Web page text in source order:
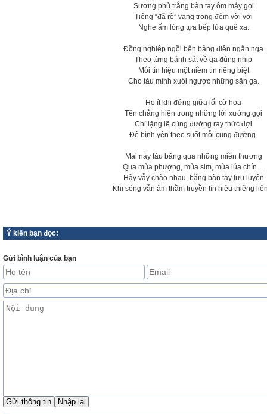
Sương phủ trắng bàn tay ôm máy gọi
Tiếng “đã rõ” vang trong đêm vời vợi
Nghe ấm lòng tựa bếp lửa quê xa.
Đồng nghiệp ngồi bên bảng điện ngân nga
Theo từng bánh sắt về ga đúng nhịp
Mỗi tín hiệu một niềm tin riêng biệt
Cho tàu mình xuôi ngược những sân ga.
Họ ít khi đứng giữa lối cờ hoa
Tên chẳng hiện trong những lời xướng gọi
Chỉ lặng lẽ cùng đường ray thức đợi
Để bình yên theo suốt mỗi cung đường.
Mai này tàu băng qua những miền thương
Qua mùa phượng, mùa sim, mùa lúa chín…
Hãy vẫy chào nhau, bằng bàn tay lưu luyến
Khi sóng vẫn âm thầm truyền tín hiệu thiêng
Ý kiến bạn đọc:
Gửi bình luận của bạn